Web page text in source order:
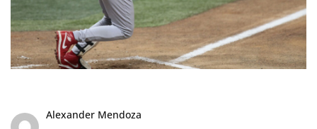
Alexander Mendoza